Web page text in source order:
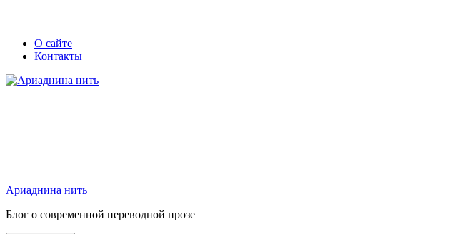
Skip
Secondary
left
navigation
Secondary
right
navigation
О сайте
Контакты
Ариаднина нить
Блог о современной переводной прозе